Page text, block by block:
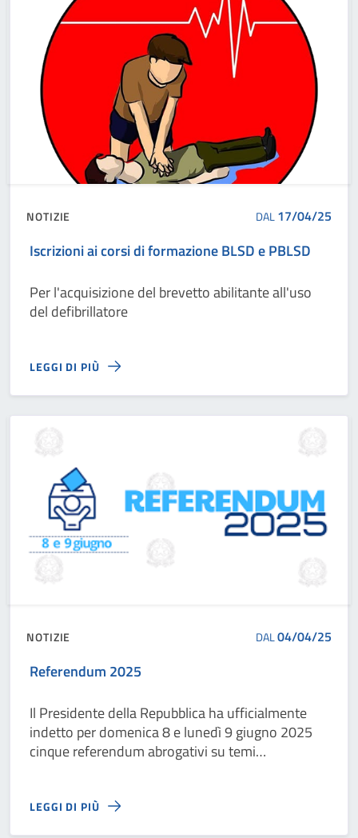
NOTIZIE DAL17/04/25
Iscrizioni ai corsi di formazione BLSD e PBLSD
Per l'acquisizione del brevetto abilitante all'uso
del defibrillatore
LEGGI DI PIÙ
NOTIZIE DAL04/04/25
Referendum 2025
Il Presidente della Repubblica ha ufficialmente
indetto per domenica 8 e lunedì 9 giugno 2025
cinque referendum abrogativi su temi
LEGGI DI PIÙ